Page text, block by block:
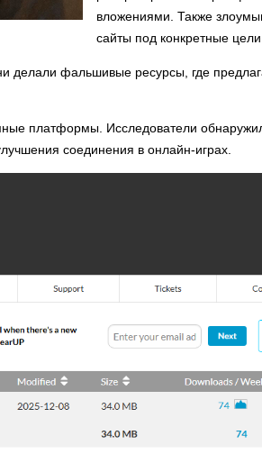
вложениями. Также
сайты под конкретные цели.
фальшивые ресурсы, где
платформы. Исследователи
соединения в онлайн-играх.